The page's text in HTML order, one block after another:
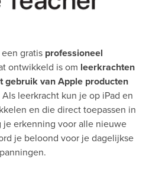
gratis professioneel
ontwikkeld is om leerkrachten
gebruik van Apple producten
Als leerkracht kun je op iPad en
en die direct toepassen in
je erkenning voor alle nieuwe
je beloond voor je dagelijkse